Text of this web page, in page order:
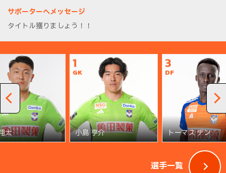
サポーターへメッセージ
タイトル獲りましょう！！
太
1
GK
小島 亨介
3
DF
トーマス デン
選手一覧